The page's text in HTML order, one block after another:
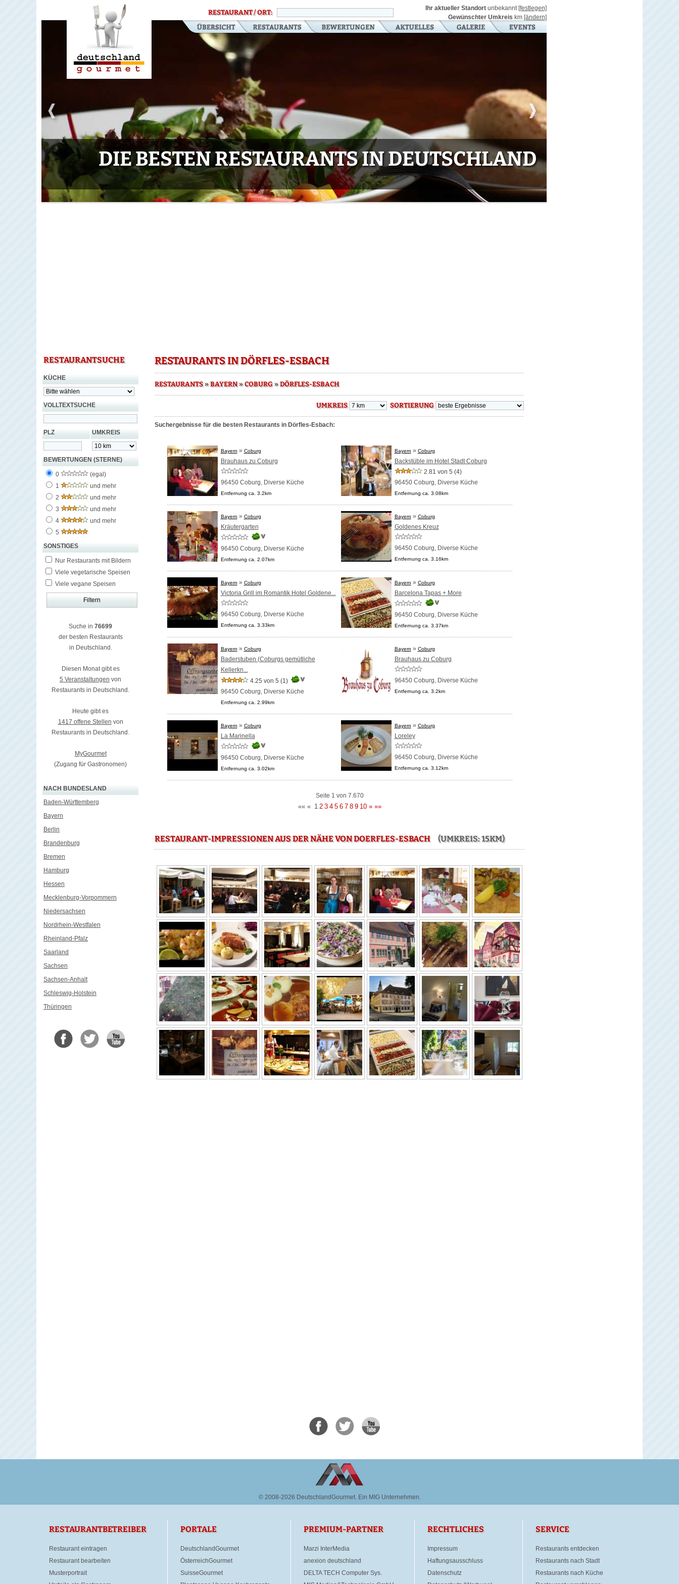
RESTAURANT / ORT:
Ihr aktueller Standort unbekannt [festlegen]
Gewünschter Umkreis km [ändern]
DIE BESTEN RESTAURANTS IN DEUTSCHLAND
RESTAURANTSUCHE
KÜCHE
VOLLTEXTSUCHE
PLZ UMKREIS
BEWERTUNGEN (STERNE)
0
(egal)
1
und mehr
2
und mehr
3
und mehr
4
und mehr
5
SONSTIGES
Nur Restaurants mit Bildern
Viele vegetarische Speisen
Viele vegane Speisen
Suche in 76699
der besten Restaurants
in Deutschland.
Diesen Monat gibt es
5 Veranstaltungen von
Restaurants in Deutschland.
Heute gibt es
1417 offene Stellen von
Restaurants in Deutschland.
MyGourmet
(Zugang für Gastronomen)
NACH BUNDESLAND
Baden-Württemberg
Bayern
Berlin
Brandenburg
Bremen
Hamburg
Hessen
Mecklenburg-Vorpommern
Niedersachsen
Nordrhein-Westfalen
Rheinland-Pfalz
Saarland
Sachsen
Sachsen-Anhalt
Schleswig-Holstein
Thüringen
RESTAURANTS IN DÖRFLES-ESBACH
RESTAURANTS»BAYERN»COBURG»DÖRFLES-ESBACH
UMKREIS SORTIERUNG
Suchergebnisse für die besten Restaurants in Dörfles-Esbach:
Bayern » Coburg
Brauhaus zu Coburg
96450 Coburg, Diverse Küche
Entfernung ca. 3.2km
Bayern » Coburg
Backstüble im Hotel Stadt Coburg
2.81 von 5 (4)
96450 Coburg, Diverse Küche
Entfernung ca. 3.08km
Bayern » Coburg
Kräutergarten
96450 Coburg, Diverse Küche
Entfernung ca. 2.07km
Bayern » Coburg
Goldenes Kreuz
96450 Coburg, Diverse Küche
Entfernung ca. 3.16km
Bayern » Coburg
Victoria Grill im Romantik Hotel Goldene...
96450 Coburg, Diverse Küche
Entfernung ca. 3.33km
Bayern » Coburg
Barcelona Tapas + More
96450 Coburg, Diverse Küche
Entfernung ca. 3.37km
Bayern » Coburg
Baderstuben (Coburgs gemütliche
Kellerkn...
4.25 von 5 (1)
96450 Coburg, Diverse Küche
Entfernung ca. 2.99km
Bayern » Coburg
Brauhaus zu Coburg
96450 Coburg, Diverse Küche
Entfernung ca. 3.2km
Bayern » Coburg
La Marinella
96450 Coburg, Diverse Küche
Entfernung ca. 3.02km
Bayern » Coburg
Loreley
96450 Coburg, Diverse Küche
Entfernung ca. 3.12km
Seite 1 von 7.670
«« « 1 2 3 4 5 6 7 8 9 10» »»
RESTAURANT-IMPRESSIONEN AUS DER NÄHE VON DOERFLES-ESBACH (UMKREIS: 15KM)
© 2008-2026 DeutschlandGourmet. Ein MIG Unternehmen.
RESTAURANTBETREIBER
Restaurant eintragen
Restaurant bearbeiten
Musterportrait
PORTALE
DeutschlandGourmet
ÖsterreichGourmet
SuisseGourmet
PREMIUM-PARTNER
Marzi InterMedia
anexion deutschland
DELTA TECH Computer Sys.
RECHTLICHES
Impressum
Haftungsausschluss
Datenschutz
SERVICE
Restaurants entdecken
Restaurants nach Stadt
Restaurants nach Küche